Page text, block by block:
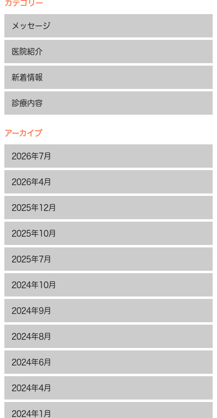
カテゴリー
メッセージ
医院紹介
新着情報
診療内容
アーカイブ
2026年7月
2026年4月
2025年12月
2025年10月
2025年7月
2024年10月
2024年9月
2024年8月
2024年6月
2024年4月
2024年1月